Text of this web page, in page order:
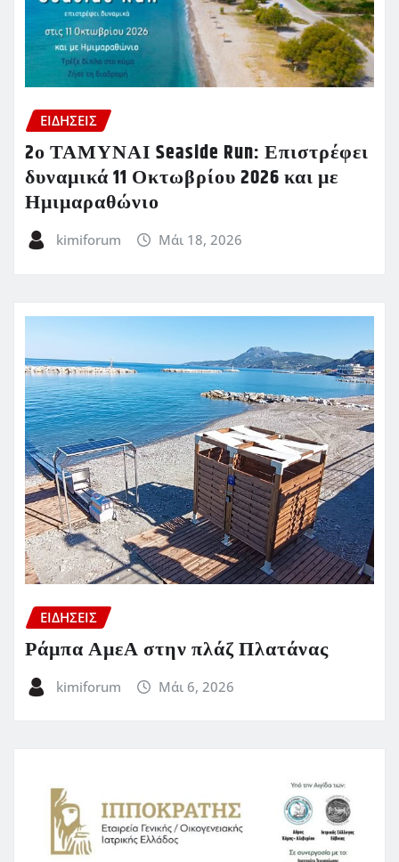
ΕΙΔΗΣΕΙΣ
2ο ΤΑΜΥΝΑΙ Seaside Run: Επιστρέφει
δυναμικά 11 Οκτωβρίου 2026 και με
Ημιμαραθώνιο
kimiforum Μάι 18, 2026
ΕΙΔΗΣΕΙΣ
Ράμπα ΑμεΑ στην πλάζ Πλατάνας
kimiforum Μάι 6, 2026